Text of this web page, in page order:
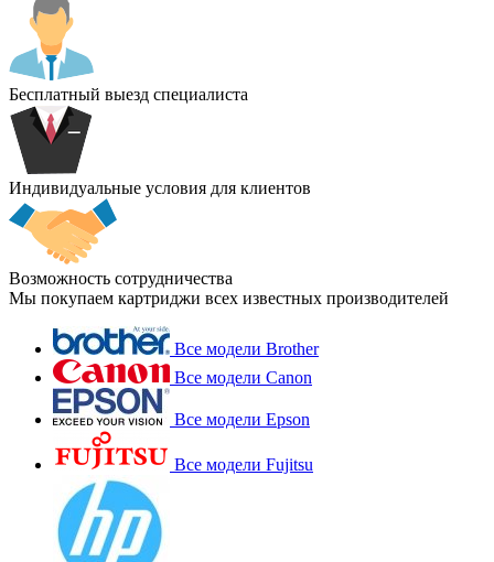
Бесплатный выезд специалиста
Индивидуальные условия для клиентов
Возможность сотрудничества
Мы покупаем картриджи всех известных производителей
Все модели Brother
Все модели Canon
Все модели Epson
Все модели Fujitsu